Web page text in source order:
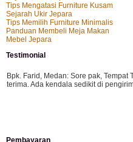
Tips Mengatasi Furniture Kusam
Sejarah Ukir Jepara
Tips Memilih Furniture Minimalis
Panduan Membeli Meja Makan
Mebel Jepara
Testimonial
Bpk. Farid, Medan: Sore pak, Tempat
terima. Ada kendala sedikit di
Pembayaran